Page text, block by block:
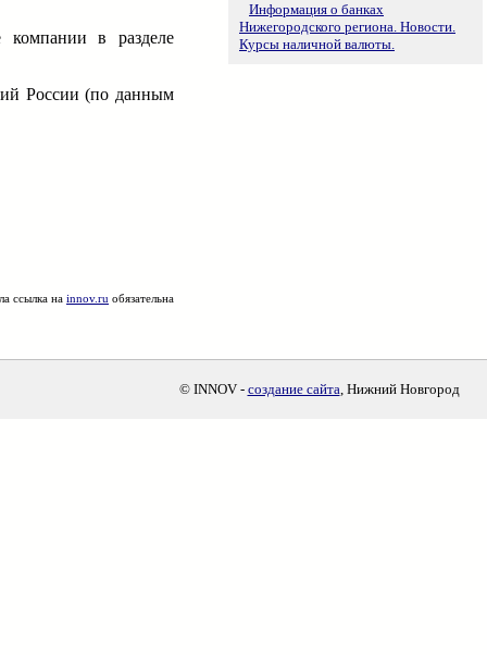
в разделе
России (по данным
ссылка на innov.ru обязательна
Информация о банках
Нижегородского региона. Новости.
Курсы наличной валюты.
© INNOV - создание сайта, Нижний Новгород